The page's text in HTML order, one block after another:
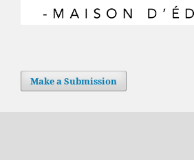
Make a Submission